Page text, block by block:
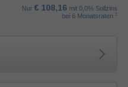
Nur € 108,16 mit 0,0% Sollzins
bei 6 Monatsraten 1